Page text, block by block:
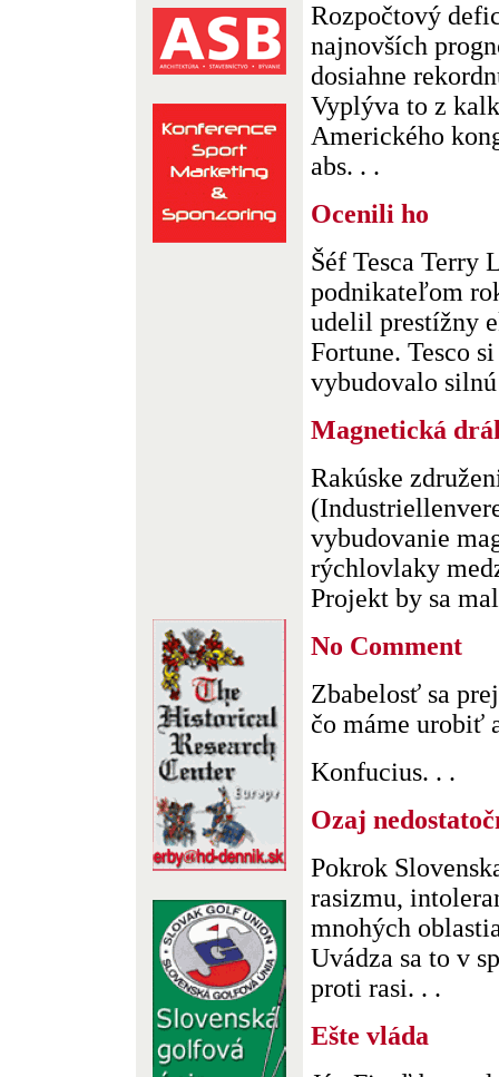
Rozpočtový
najnovších
dosiahne
Vyplýva to z
Amerického
abs. . .
Ocenili ho
Šéf Tesca Terry
podnikateľom
udelil prestížny
Fortune. Tesco
vybudovalo
Magnetická
Rakúske
vybudovanie
rýchlovlaky
Projekt by sa
No Comment
Zbabelosť sa
čo máme urobiť
Konfucius. . .
Ozaj
Pokrok
rasizmu,
mnohých
Uvádza sa to v
proti rasi. . .
Ešte vláda